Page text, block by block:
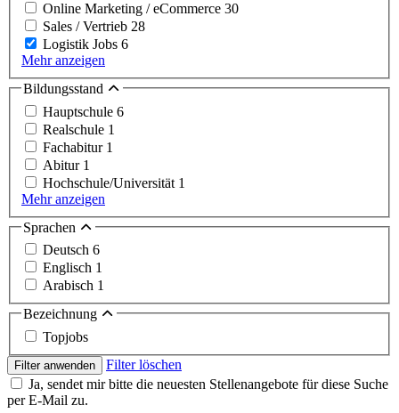
Online Marketing / eCommerce 30
Sales / Vertrieb 28
Logistik Jobs 6
Mehr anzeigen
Bildungsstand
Hauptschule 6
Realschule 1
Fachabitur 1
Abitur 1
Hochschule/Universität 1
Mehr anzeigen
Sprachen
Deutsch 6
Englisch 1
Arabisch 1
Bezeichnung
Topjobs
Filter anwenden
Filter löschen
Ja, sendet mir bitte die neuesten Stellenangebote für diese Suche
per E-Mail zu.